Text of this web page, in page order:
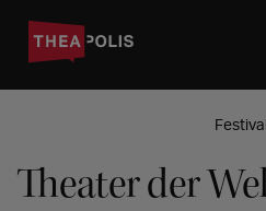
Theater der